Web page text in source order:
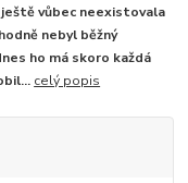
vůbec neexistovala
nebyl běžný
ho má skoro každá
celý popis